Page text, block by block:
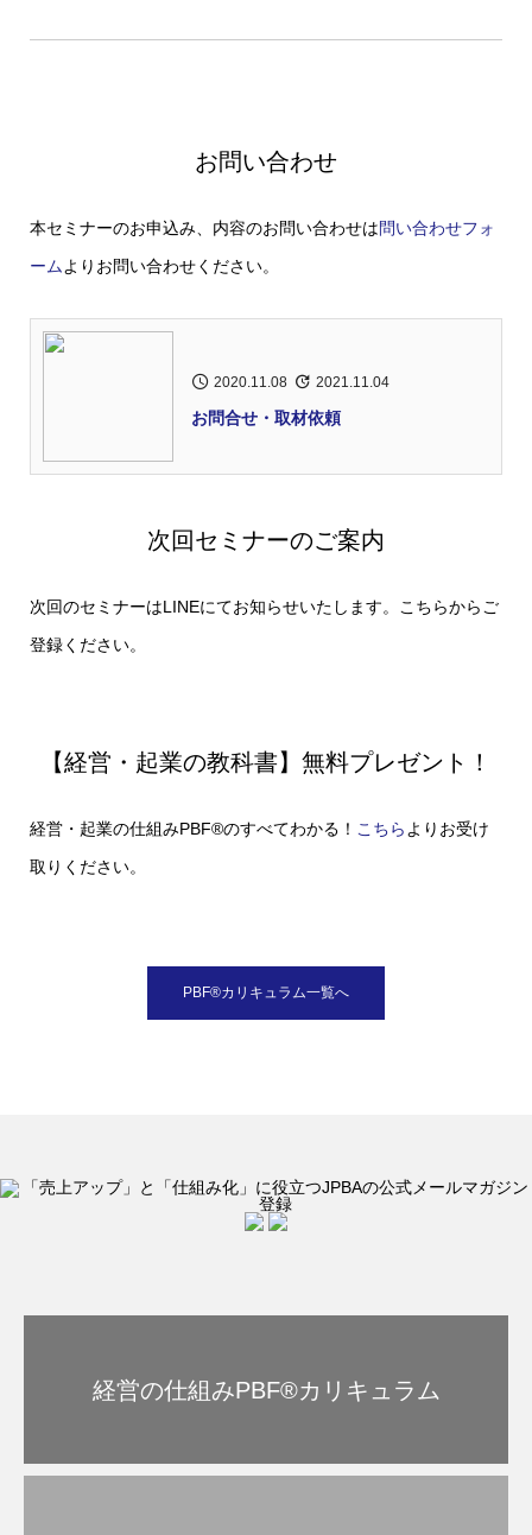
お問い合わせ
本セミナーのお申込み、内容のお問い合わせは問い合わせフォ
ーム よりお問い合わせください。
2020.11.08 2021.11.04
お問合せ・取材依頼
次回セミナーのご案内
次回のセミナーはLINEにてお知らせいたします。こちらからご
登録ください。
【経営・起業の教科書】無料プレゼント！
経営・起業の仕組みPBF®のすべてわかる！ こちら よりお受け
取りください。
PBF®︎カリキュラム一覧へ
経営の仕組みPBF®︎カリキュラム